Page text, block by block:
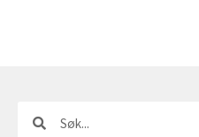
Søk